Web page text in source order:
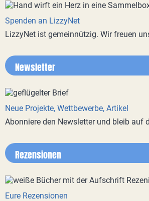
Spenden an LizzyNet
LizzyNet ist gemeinnützig. Wir freuen
Newsletter
Neue Projekte, Wettbewerbe, Artikel
Abonniere den Newsletter und bleib auf
Rezensionen
Eure Rezensionen